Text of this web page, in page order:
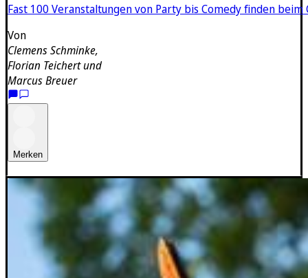
Fast 100 Veranstaltungen von Party bis Comedy finden beim
Von
Clemens Schminke,
Florian Teichertund
Marcus Breuer
Merken